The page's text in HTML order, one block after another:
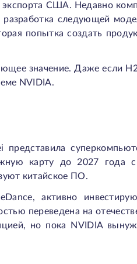
США. Недавно
следующей
попытка создать
значение. Даже если
NVIDIA.
представила
карту до 2027 года
китайское ПО.
активно
переведена на
но пока NVIDIA